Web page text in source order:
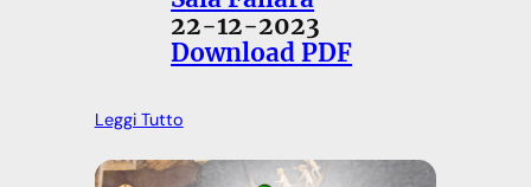
22-12-2023
Download PDF
Leggi Tutto